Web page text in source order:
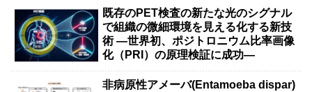
既存のPET検査の新たな光のシグナル
で組織の微細環境を見える化する新技
術 ―世界初、ポジトロニウム比率画像
化（PRI）の原理検証に成功―
非病原性アメーバ(Entamoeba dispar)